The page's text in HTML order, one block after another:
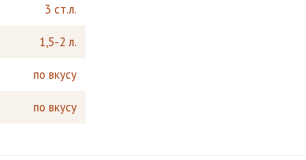
3 ст.л.
1,5-2 л.
по вкусу
по вкусу